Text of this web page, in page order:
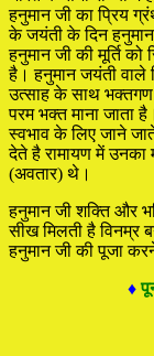
हनुमान जी का प्रिय
के जयंती के दिन
हनुमान जी की मूर्ति
है। हनुमान जयंती वाले
उत्साह के साथ भक्तगण
परम भक्त माना
स्वभाव के लिए जाने
देते है रामायण में उनका
(अवतार) थे।
हनुमान जी शक्ति और
सीख मिलती है विनम्र
हनुमान जी की पूजा
♦